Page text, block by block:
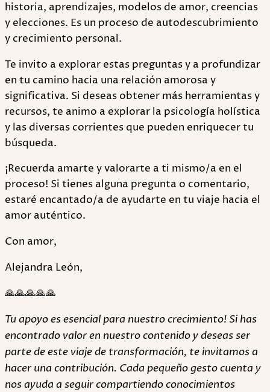
historia, aprendizajes, modelos de amor, creencias
y elecciones. Es un proceso de autodescubrimiento
y crecimiento personal.
Te invito a explorar estas preguntas y a profundizar
en tu camino hacia una relación amorosa y
significativa. Si deseas obtener más herramientas y
recursos, te animo a explorar la psicología holística
y las diversas corrientes que pueden enriquecer tu
búsqueda.
¡Recuerda amarte y valorarte a ti mismo/a en el
proceso! Si tienes alguna pregunta o comentario,
estaré encantado/a de ayudarte en tu viaje hacia el
amor auténtico.
Con amor,
Alejandra León,
🙏🙏🙏🙏🙏
Tu apoyo es esencial para nuestro crecimiento! Si has
encontrado valor en nuestro contenido y deseas ser
parte de este viaje de transformación, te invitamos a
hacer una contribución. Cada pequeño gesto cuenta y
nos ayuda a seguir compartiendo conocimientos